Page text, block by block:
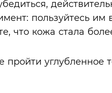
пользуйтесь им
что кожа стала